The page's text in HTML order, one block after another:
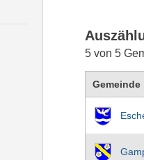
5 von 5
Gemeinde